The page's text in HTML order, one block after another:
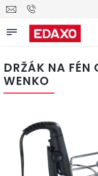
DRŽÁK NA FÉN
WENKO